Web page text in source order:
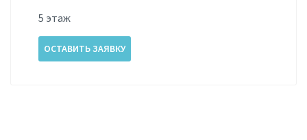
5 этаж
ОСТАВИТЬ ЗАЯВКУ